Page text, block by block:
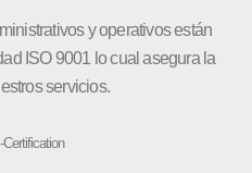
y operativos están
ISO 9001 lo cual asegura la
servicios.